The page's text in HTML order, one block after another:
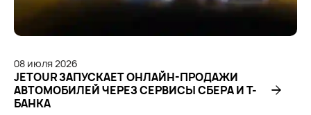
08 июля2026
JETOUR ЗАПУСКАЕТ ОНЛАЙН-ПРОДАЖИ
АВТОМОБИЛЕЙ ЧЕРЕЗ СЕРВИСЫ СБЕРА И Т-
БАНКА